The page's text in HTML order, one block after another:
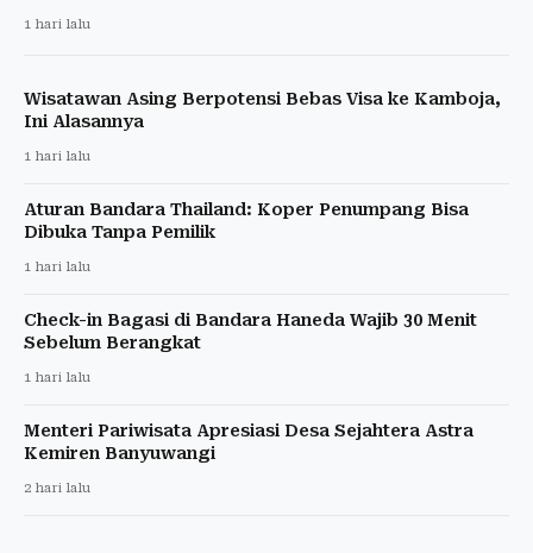
1 hari lalu
Wisatawan Asing Berpotensi Bebas Visa ke Kamboja,
Ini Alasannya
1 hari lalu
Aturan Bandara Thailand: Koper Penumpang Bisa
Dibuka Tanpa Pemilik
1 hari lalu
Check-in Bagasi di Bandara Haneda Wajib 30 Menit
Sebelum Berangkat
1 hari lalu
Menteri Pariwisata Apresiasi Desa Sejahtera Astra
Kemiren Banyuwangi
2 hari lalu